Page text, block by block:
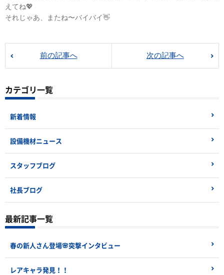
えてね💖
それじゃあ、またね〜バイバイ👋
前の記事へ 次の記事へ
カテゴリ一覧
新着情報
設備機材ニュース
スタッフブログ
社長ブログ
最新記事一覧
春の新人さん登場🌸突撃インタビュー
レアキャラ発見！！